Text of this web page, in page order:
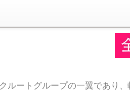
ルートグループの一翼であり